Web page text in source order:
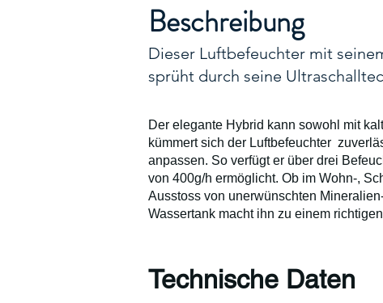
Beschreibung
Dieser Luftbefeuchter mit
sprüht durch seine
Der elegante Hybrid kann sowohl mit
kümmert sich der Luftbefeuchter
anpassen. So verfügt er über drei
von 400g/h ermöglicht. Ob im Wohn-,
Ausstoss von unerwünschten
Wassertank macht ihn zu einem
Technische Daten